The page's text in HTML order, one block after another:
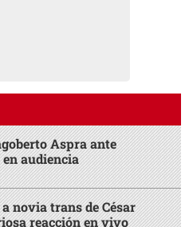
Aspra ante
audiencia
novia trans de César
reacción en vivo